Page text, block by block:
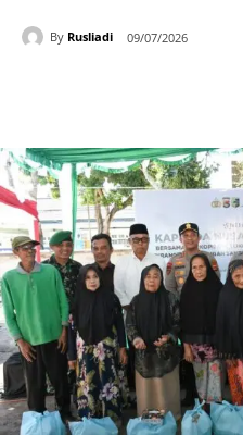
By Rusliadi 09/07/2026